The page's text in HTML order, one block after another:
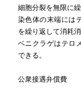
細胞分裂を無限に繰
染色体の末端には
を繰り返して消耗
ベニクラゲはテロ
できる。
公衆接遇弁償費